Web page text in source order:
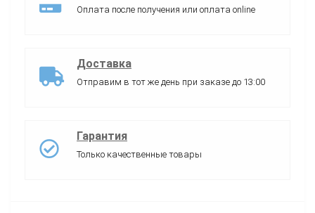
Оплата после получения или оплата online
Доставка
Отправим в тот же день при заказе до 13:00
Гарантия
Только качественные товары